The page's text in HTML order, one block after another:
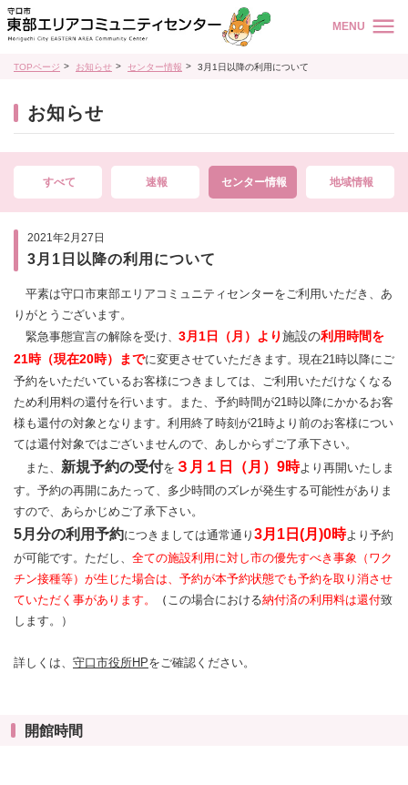
MENU
TOPページ お知らせ センター情報 3月1日以降の利用について
お知らせ
すべて 速報 センター情報 地域情報
2021年2月27日
3月1日以降の利用について
平素は守口市東部エリアコミュニティセンターをご利用いただき、あ
りがとうございます。
緊急事態宣言の解除を受け、 3月1日（月）より施設の利用時間を
21時（現在20時）までに変更させていただきます。現在21時以降にご
予約をいただいているお客様につきましては、ご利用いただけなくなる
ため利用料の還付を行います。また、予約時間が21時以降にかかるお客
様も還付の対象となります。利用終了時刻が21時より前のお客様につい
ては還付対象ではございませんので、あしからずご了承下さい。
また、 新規予約の受付を ３月１日（月）9時より再開いたしま
す。予約の再開にあたって、多少時間のズレが発生する可能性がありま
すので、あらかじめご了承下さい。
5月分の利用予約につきましては通常通り 3月1日(月)0時より予約
が可能です。ただし、 全ての施設利用に対し市の優先すべき事象（ワク
チン接種等）が生じた場合は、予約が本予約状態でも予約を取り消させ
ていただく事があります。
（ この場合における納付済の利用料は還付致
します。）
詳しくは、 守口市役所HPをご確認ください。
開館時間